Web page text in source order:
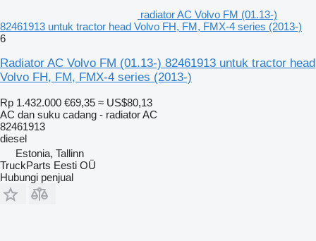
radiator AC Volvo FM (01.13-)
82461913 untuk tractor head Volvo FH, FM, FMX-4 series (2013-)
6
Radiator AC Volvo FM (01.13-) 82461913 untuk tractor head
Volvo FH, FM, FMX-4 series (2013-)
Rp 1.432.000 €69,35 ≈ US$80,13
AC dan suku cadang - radiator AC
82461913
diesel
Estonia, Tallinn
TruckParts Eesti OÜ
Hubungi penjual